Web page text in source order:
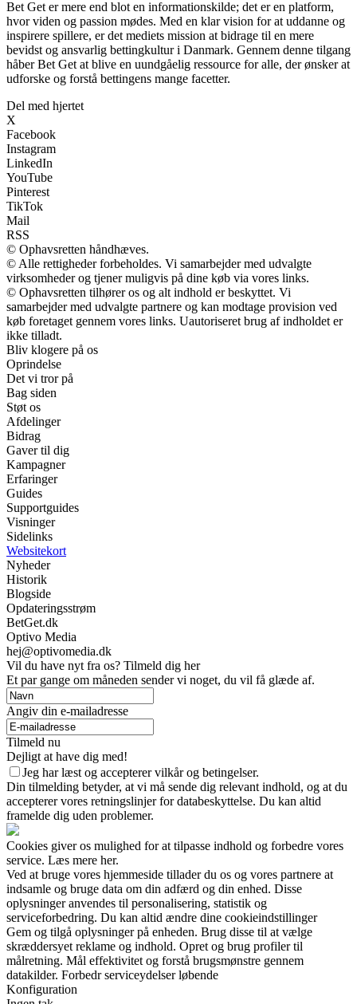
Bet Get er mere end blot en informationskilde; det er en platform,
hvor viden og passion mødes. Med en klar vision for at uddanne og
inspirere spillere, er det mediets mission at bidrage til en mere
bevidst og ansvarlig bettingkultur i Danmark. Gennem denne tilgang
håber Bet Get at blive en uundgåelig ressource for alle, der ønsker at
udforske og forstå bettingens mange facetter.
Del med hjertet
X
Facebook
Instagram
LinkedIn
YouTube
Pinterest
TikTok
Mail
RSS
© Ophavsretten håndhæves.
© Alle rettigheder forbeholdes. Vi samarbejder med udvalgte
virksomheder og tjener muligvis på dine køb via vores links.
© Ophavsretten tilhører os og alt indhold er beskyttet. Vi
samarbejder med udvalgte partnere og kan modtage provision ved
køb foretaget gennem vores links. Uautoriseret brug af indholdet er
ikke tilladt.
Bliv klogere på os
Oprindelse
Det vi tror på
Bag siden
Støt os
Afdelinger
Bidrag
Gaver til dig
Kampagner
Erfaringer
Guides
Supportguides
Visninger
Sidelinks
Websitekort
Nyheder
Historik
Blogside
Opdateringsstrøm
BetGet.dk
Optivo Media
hej@optivomedia.dk
Vil du have nyt fra os? Tilmeld dig her
Et par gange om måneden sender vi noget, du vil få glæde af.
Angiv din e-mailadresse
Tilmeld nu
Dejligt at have dig med!
Jeg har læst og accepterer vilkår og betingelser.
Din tilmelding betyder, at vi må sende dig relevant indhold, og at du
accepterer vores retningslinjer for databeskyttelse. Du kan altid
framelde dig uden problemer.
Cookies giver os mulighed for at tilpasse indhold og forbedre vores
service. Læs mere her.
Ved at bruge vores hjemmeside tillader du os og vores partnere at
indsamle og bruge data om din adfærd og din enhed. Disse
oplysninger anvendes til personalisering, statistik og
serviceforbedring. Du kan altid ændre dine cookieindstillinger
Gem og tilgå oplysninger på enheden. Brug disse til at vælge
skræddersyet reklame og indhold. Opret og brug profiler til
målretning. Mål effektivitet og forstå brugsmønstre gennem
datakilder. Forbedr serviceydelser løbende
Konfiguration